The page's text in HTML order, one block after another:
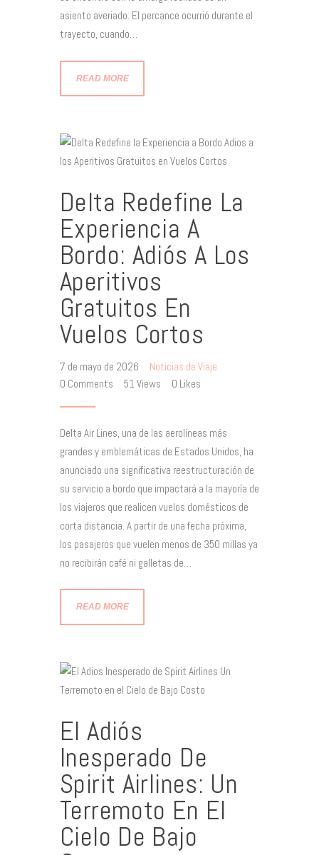
asiento averiado. El percance ocurrió durante el
trayecto, cuando…
READ MORE
Delta Redefine La
Experiencia A
Bordo: Adiós A Los
Aperitivos
Gratuitos En
Vuelos Cortos
7 de mayo de 2026
Noticias de Viaje
0 Comments 51Views 0 Likes
Delta Air Lines, una de las aerolíneas más
grandes y emblemáticas de Estados Unidos, ha
anunciado una significativa reestructuración de
su servicio a bordo que impactará a la mayoría de
los viajeros que realicen vuelos domésticos de
corta distancia. A partir de una fecha próxima,
los pasajeros que vuelen menos de 350 millas ya
no recibirán café ni galletas de…
READ MORE
El Adiós
Inesperado De
Spirit Airlines: Un
Terremoto En El
Cielo De Bajo